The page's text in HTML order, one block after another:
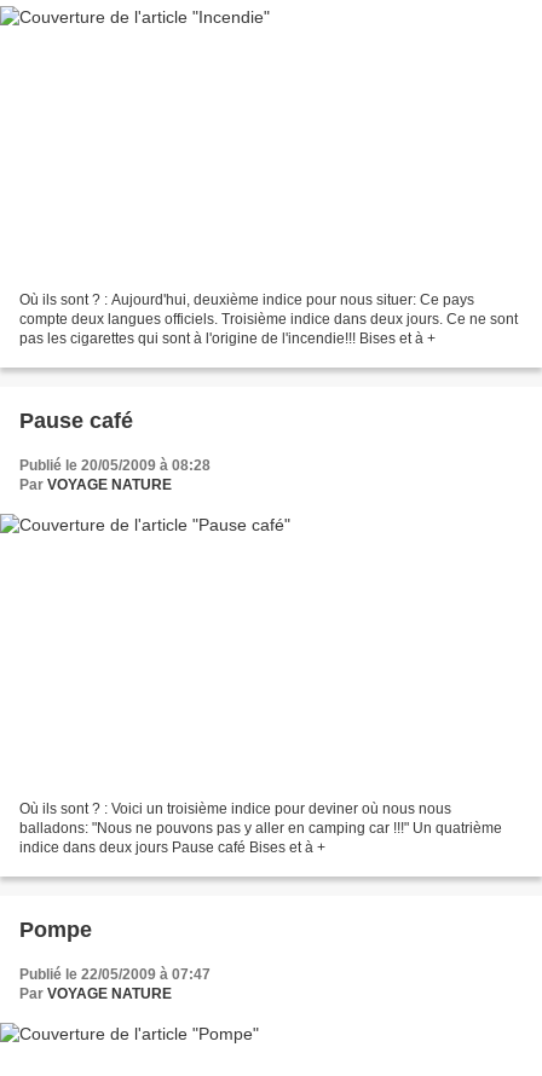
Où ils sont ? : Aujourd'hui, deuxième indice pour nous situer: Ce pays
compte deux langues officiels. Troisième indice dans deux jours. Ce ne sont
pas les cigarettes qui sont à l'origine de l'incendie!!! Bises et à +
Pause café
Publié le 20/05/2009 à 08:28
Par VOYAGE NATURE
Où ils sont ? : Voici un troisième indice pour deviner où nous nous
balladons: "Nous ne pouvons pas y aller en camping car !!!" Un quatrième
indice dans deux jours Pause café Bises et à +
Pompe
Publié le 22/05/2009 à 07:47
Par VOYAGE NATURE